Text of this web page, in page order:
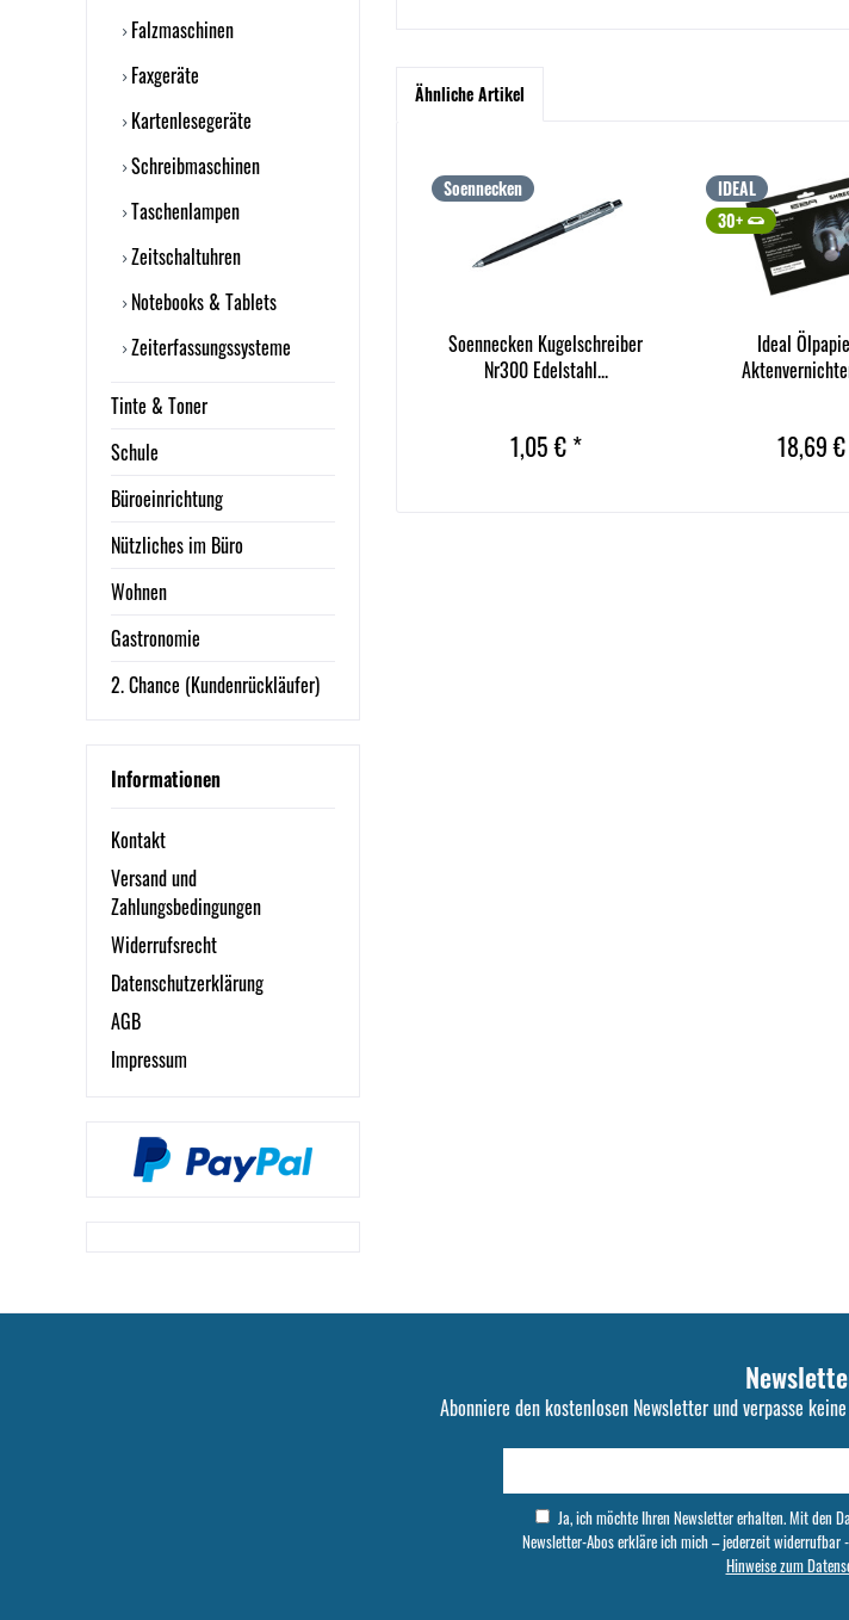
Falzmaschinen
Faxgeräte
Kartenlesegeräte
Schreibmaschinen
Taschenlampen
Zeitschaltuhren
Notebooks & Tablets
Zeiterfassungssysteme
Tinte & Toner
Schule
Büroeinrichtung
Nützliches im Büro
Wohnen
Gastronomie
2. Chance (Kundenrückläufer)
Informationen
Kontakt
Versand und
Zahlungsbedingungen
Widerrufsrecht
Datenschutzerklärung
AGB
Impressum
Ähnliche Artikel
Soennecken
Soennecken Kugelschreiber
Nr300 Edelstahl...
1,05 € *
IDEAL
30+
Ideal
18,69
Abonniere den kostenlosen Newsletter und verpasse
Ja, ich möchte Ihren Newsletter erhalten. Mit den
Newsletter-Abos erkläre ich mich – jederzeit widerrufbar
Hinweise zum